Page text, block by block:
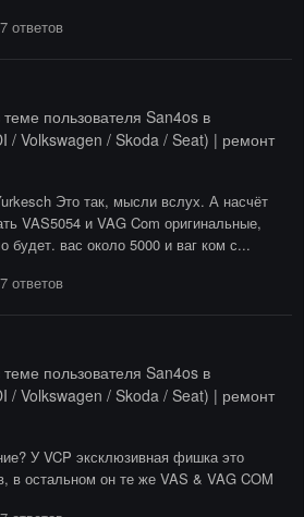
ответов
теме пользователя San4os в
/ Volkswagen / Skoda / Seat) | ремонт
Это так, мысли вслух. А насчёт
VAS5054 и VAG Com оригинальные,
будет. вас около 5000 и ваг ком с...
ответов
теме пользователя San4os в
/ Volkswagen / Skoda / Seat) | ремонт
У VCP эксклюзивная фишка это
в остальном он те же VAS & VAG COM